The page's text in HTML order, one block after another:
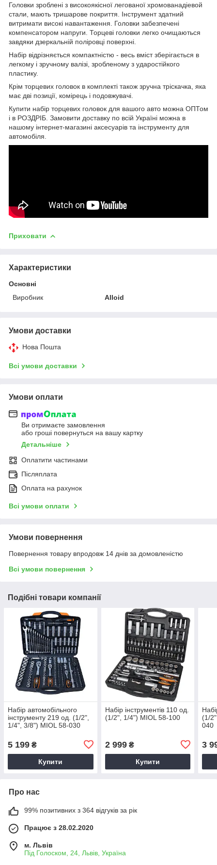
Головки зроблені з високоякісної легованої хромованадіевой
стали, мають тришарове покриття. Інструмент здатний
витримати високі навантаження. Головки забезпечені
компенсатором напруги. Торцеві головки легко очищаються
завдяки дзеркальній поліровці поверхні.
Набір відрізняється компактністю - весь вміст зберігається в
легкому і зручному валізі, зробленому з ударостійкого
пластику.
Крім торцевих головок в комплекті також зручна тріскачка, яка
має дві позиції, комірець і подовжувачі.
Купити набір торцевих головок для вашого авто можна ОПТом
і в РОЗДРІБ. Замовити доставку по всій Україні можна в
нашому інтернет-магазині аксесуарів та інструменту для
автомобіля.
Приховати
Характеристики
Основні
Виробник
Alloid
Умови доставки
Нова Пошта
Всі умови доставки
Умови оплати
Ви отримаєте замовлення
або гроші повернуться на вашу картку
Детальніше
Оплатити частинами
Післяплата
Оплата на рахунок
Всі умови оплати
Умови повернення
Повернення товару впродовж 14 днів за домовленістю
Всі умови повернення
Подібні товари компанії
Набір автомобільного
інструменту 219 од. (1/2",
1/4", 3/8") MIOL 58-030
5 199 ₴
Купити
Набір інструментів 110 од.
(1/2", 1/4") MIOL 58-100
2 999₴
Купити
(1/
040
3
Про нас
99% позитивних з 364 відгуків за рік
Працює з 28.02.2020
м. Львів
Під Голоском, 24, Львів, Україна